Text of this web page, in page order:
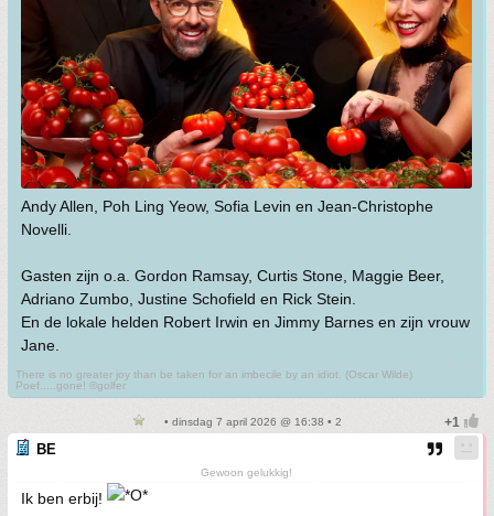
Andy Allen, Poh Ling Yeow, Sofia Levin en Jean-Christophe
Novelli.
Gasten zijn o.a. Gordon Ramsay, Curtis Stone, Maggie Beer,
Adriano Zumbo, Justine Schofield en Rick Stein.
En de lokale helden Robert Irwin en Jimmy Barnes en zijn vrouw
Jane.
There is no greater joy than be taken for an imbecile by an idiot. (Oscar Wilde)
Poef.....gone! ©golfer
• dinsdag 7 april 2026 @ 16:38 • 2
BE
Gewoon gelukkig!
Ik ben erbij!